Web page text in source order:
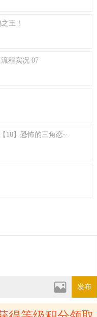
王！
程实况 07
18】恐怖的三角恋~
发布